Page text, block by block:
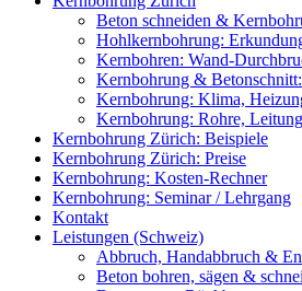
Beton schneiden &
Hohlkernbohrung:
Kernbohren: Wand-
Kernbohrung &
Kernbohrung: Klima,
Kernbohrung: Rohre,
Kernbohrung Zürich: Beispiele
Kernbohrung Zürich: Preise
Kernbohrung: Kosten-Rechner
Kernbohrung: Seminar / Lehrgang
Kontakt
Leistungen (Schweiz)
Abbruch, Handabbruch &
Beton bohren, sägen &